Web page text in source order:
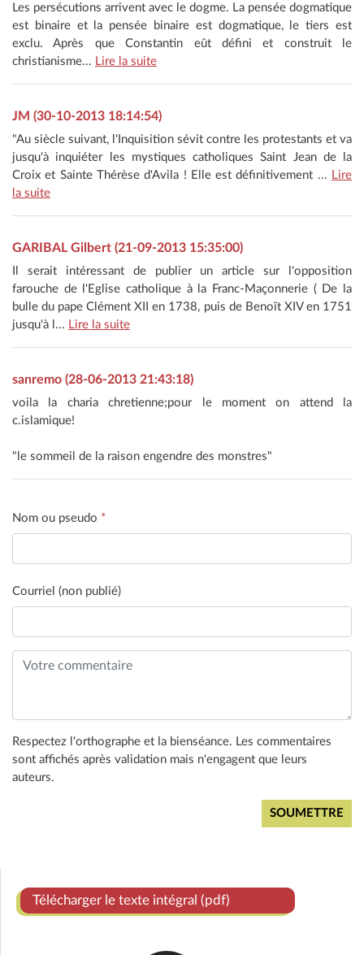
Les persécutions arrivent avec le dogme. La pensée dogmatique
est binaire et la pensée binaire est dogmatique, le tiers est
exclu. Après que Constantin eût défini et construit le
christianisme... Lire la suite
JM (30-10-2013 18:14:54)
"Au siècle suivant, l'Inquisition sévit contre les protestants et va
jusqu'à inquiéter les mystiques catholiques Saint Jean de la
Croix et Sainte Thérèse d'Avila ! Elle est définitivement ... Lire
la suite
GARIBAL Gilbert (21-09-2013 15:35:00)
Il serait intéressant de publier un article sur l'opposition
farouche de l'Eglise catholique à la Franc-Maçonnerie ( De la
bulle du pape Clément XII en 1738, puis de Benoït XIV en 1751
jusqu'à l... Lire la suite
sanremo (28-06-2013 21:43:18)
voila la charia chretienne;pour le moment on attend la
c.islamique!
"le sommeil de la raison engendre des monstres"
Nom ou pseudo *
Courriel (non publié)
Respectez l'orthographe et la bienséance. Les commentaires
sont affichés après validation mais n'engagent que leurs
auteurs.
Télécharger le texte intégral (pdf)